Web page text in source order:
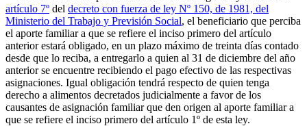
artículo 7º del decreto con fuerza de ley Nº 150, de 1981, del
Ministerio del Trabajo y Previsión Social, el beneficiario que perciba
el aporte familiar a que se refiere el inciso primero del artículo
anterior estará obligado, en un plazo máximo de treinta días contado
desde que lo reciba, a entregarlo a quien al 31 de diciembre del año
anterior se encuentre recibiendo el pago efectivo de las respectivas
asignaciones. Igual obligación tendrá respecto de quien tenga
derecho a alimentos decretados judicialmente a favor de los
causantes de asignación familiar que den origen al aporte familiar a
que se refiere el inciso primero del artículo 1º de esta ley.